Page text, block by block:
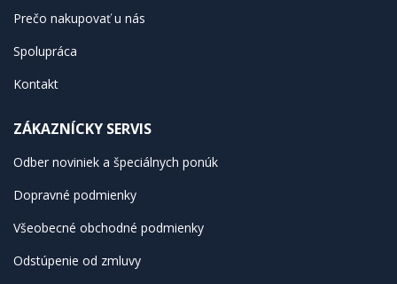
Prečo nakupovať u nás
Spolupráca
Kontakt
ZÁKAZNÍCKY SERVIS
Odber noviniek a špeciálnych ponúk
Dopravné podmienky
Všeobecné obchodné podmienky
Odstúpenie od zmluvy